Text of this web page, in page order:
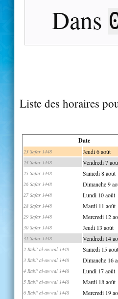
Dans
Liste des horaires
Date
23 Safar 1448 Jeudi 6 août
24 Safar 1448 Vendredi 7
25 Safar 1448 Samedi 8 août
26 Safar 1448 Dimanche 9
27 Safar 1448 Lundi 10 août
28 Safar 1448 Mardi 11 août
29 Safar 1448 Mercredi 12
30 Safar 1448 Jeudi 13 août
31 Safar 1448 Vendredi 14
2 Rabi' al-awwal 1448 Samedi 15 août
3 Rabi' al-awwal 1448 Dimanche 16
4 Rabi' al-awwal 1448 Lundi 17 août
5 Rabi' al-awwal 1448 Mardi 18 août
6 Rabi' al-awwal 1448 Mercredi 19